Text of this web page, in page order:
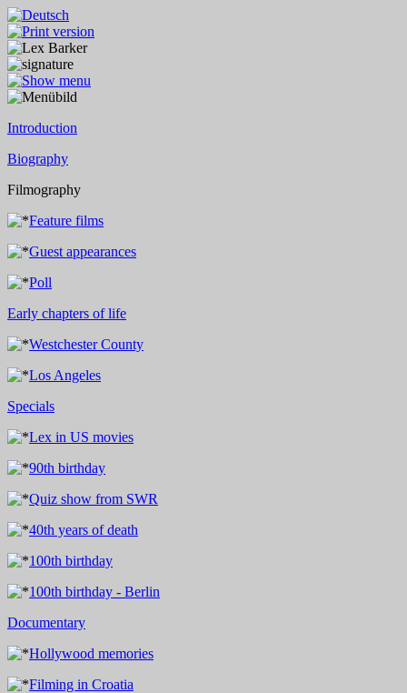
Introduction
Biography
Filmography
Feature films
Guest appearances
Poll
Early chapters of life
Westchester County
Los Angeles
Specials
Lex in US movies
90th birthday
Quiz show from SWR
40th years of death
100th birthday
100th birthday - Berlin
Documentary
Hollywood memories
Filming in Croatia